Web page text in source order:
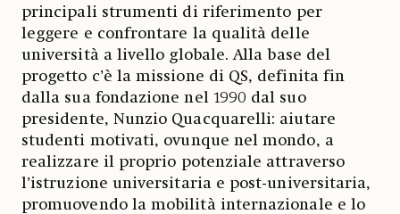
principali strumenti di riferimento per
leggere e confrontare la qualità delle
università a livello globale. Alla base del
progetto c’è la missione di QS, definita fin
dalla sua fondazione nel 1990 dal suo
presidente, Nunzio Quacquarelli: aiutare
studenti motivati, ovunque nel mondo, a
realizzare il proprio potenziale attraverso
l’istruzione universitaria e post-universitaria,
promuovendo la mobilità internazionale e lo